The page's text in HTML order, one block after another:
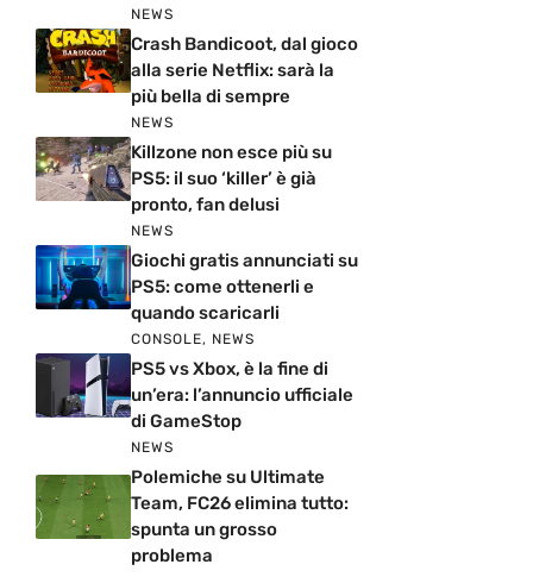
NEWS
Crash Bandicoot, dal gioco
alla serie Netflix: sarà la
più bella di sempre
NEWS
Killzone non esce più su
PS5: il suo ‘killer’ è già
pronto, fan delusi
NEWS
Giochi gratis annunciati su
PS5: come ottenerli e
quando scaricarli
CONSOLE, NEWS
PS5 vs Xbox, è la fine di
un’era: l’annuncio ufficiale
di GameStop
NEWS
Polemiche su Ultimate
Team, FC26 elimina tutto:
spunta un grosso
problema